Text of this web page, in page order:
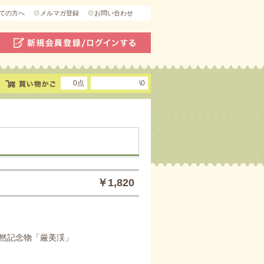
の方へ メルマガ登録 お問い合わせ
0点 \0
￥1,820
記念物「厳美渓」